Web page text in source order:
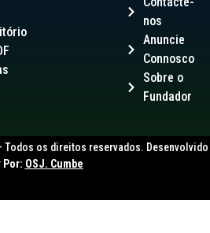
nos
Anuncie
Connosco
Sobre o
Fundador
Todos os direitos reservados. Desenvolvido
Por: OSJ. Cumbe